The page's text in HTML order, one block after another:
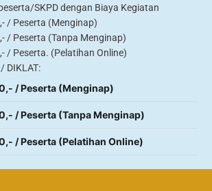
SKPD dengan Biaya Kegiatan
/ Peserta (Menginap)
/ Peserta (Tanpa Menginap)
/ Peserta. (Pelatihan Online)
DIKLAT:
/ Peserta (Menginap)
/ Peserta (Tanpa Menginap)
/ Peserta (Pelatihan Online)